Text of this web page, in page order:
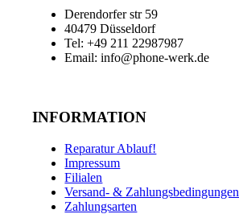
Derendorfer str 59
40479 Düsseldorf
Tel: +49 211 22987987
Email: info@phone-werk.de
INFORMATION
Reparatur Ablauf!
Impressum
Filialen
Versand- & Zahlungsbedingungen
Zahlungsarten